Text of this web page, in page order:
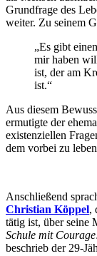
Grundfrage des
weiter. Zu seinem
„Es gibt
mir haben
ist, der am
ist.“
Aus diesem
ermutigte der
existenziellen
dem vorbei zu
Anschließend
Christian Köppel,
tätig ist, über seine
Schule mit
beschrieb der 29-